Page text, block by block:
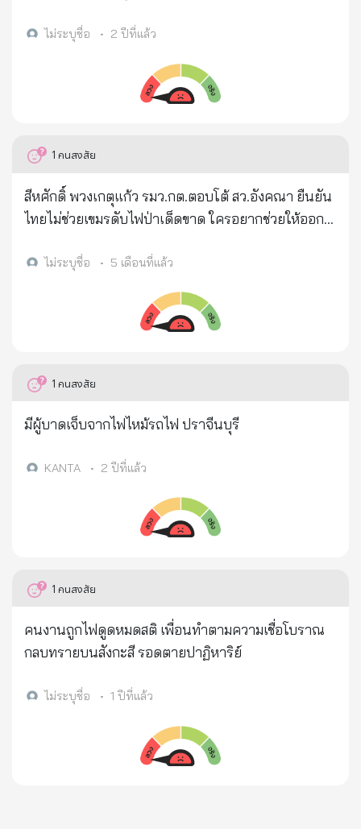
แห่งชาติ (เนคเทค-สวทช.) กระทรวงการอุดมศึกษา
ชี้แจงว่า คลิปที่มีการเผยแพร่ต่อ ๆ กันดังกล่าว เป็นเพียง
การแสดงเท่านั้น เพราะหากถูกไฟดูดจริง จะต้องมีการ
โดนไฟช็อต รวมทั้งกระแสไฟจะต้องครบวงจรก่อน ซึ่งไม่
ต้องรอถึงขั้นดื่มน้ำก็สามารถที่จะโดนไฟดูดได้แล้ว . ทั้งนี้
การเสียชีวิตโดยที่มีกระแสไฟวิ่งเข้าหัวใจหลังจากดื่มน้ำ
ขณะชาร์จโทรศัพท์นั้น ไม่เกี่ยวข้องกันแต่อย่างใด ซึ่ง
มาอยู่ใกล้กับอวัยวะในร่างกายที่ค่อนข้างบอบบาง เช่น หู
กล่าว และขอความร่วมมือไม่ส่งหรือแชร์ข้อมูลต่อในช่อง
ทางสื่อสังคมออนไลน์ต่าง ๆ และเพื่อให้ประชาชนได้รับ
อุดมศึกษา วิทยาศาสตร์ วิจัยและนวัตกรรม สามารถ
ติดตามได้ที่เว็บไซต์ https://www.nectec.or.th/ หรือ
โทร. 02-564-6900 . บทสรุปของเรื่องนี้คือ : การเสีย
ชีวิตโดยที่มีกระแสไฟวิ่งเข้าหัวใจหลังจากดื่มน้ำขณะ
ชีวิตดังกล่าวจะเกี่ยวข้องกับวัสดุที่มีแรงดันไฟฟ้ามาอยู่
ใกล้กับอวัยวะในร่างกายที่ค่อนข้างบอบบาง เช่น หู แก้ม
สวทช.) กระทรวงการอุดมศึกษา วิทยาศาสตร์ วิจัยและ
ไม่ระบุชื่อ • 2 ปีที่แล้ว
1 คนสงสัย
สีหศักดิ์ พวงเกตุแก้ว รมว.กต.ตอบโต้ สว.อังคณา ยืนยัน
ไทยไม่ช่วยเขมรดับไฟป่าเด็ดขาด ใครอยากช่วยให้ออก
ไม่ระบุชื่อ • 5 เดือนที่แล้ว
1 คนสงสัย
มีผู้บาดเจ็บจากไฟไหม้รถไฟ ปราจีนบุรี
KANTA • 2 ปีที่แล้ว
1 คนสงสัย
คนงานถูกไฟดูดหมดสติ เพื่อนทำตามความเชื่อโบราณ
กลบทรายบนสังกะสี รอดตายปาฏิหาริย์
ไม่ระบุชื่อ • 1 ปีที่แล้ว